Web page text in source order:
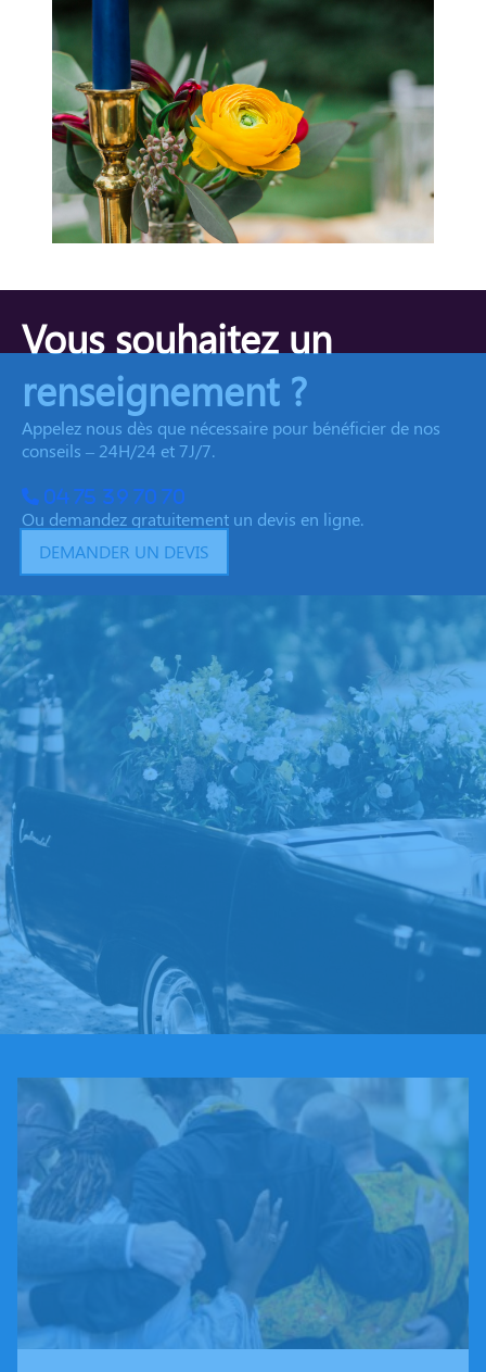
Vous souhaitez un
renseignement ?
Appelez nous dès que nécessaire pour bénéficier de nos
conseils – 24H/24 et 7J/7.
04 75 39 70 70
Ou demandez gratuitement un devis en ligne.
DEMANDER UN DEVIS